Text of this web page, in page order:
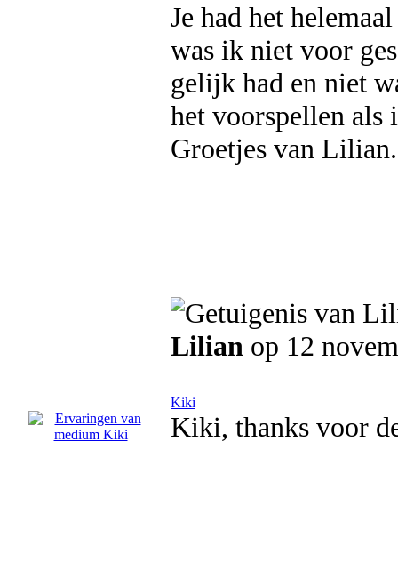
Je had het
was ik niet voor
gelijk had en niet
het voorspellen als
Groetjes van Lilian.
Lilian op 12
Kiki
Kiki, thanks voor